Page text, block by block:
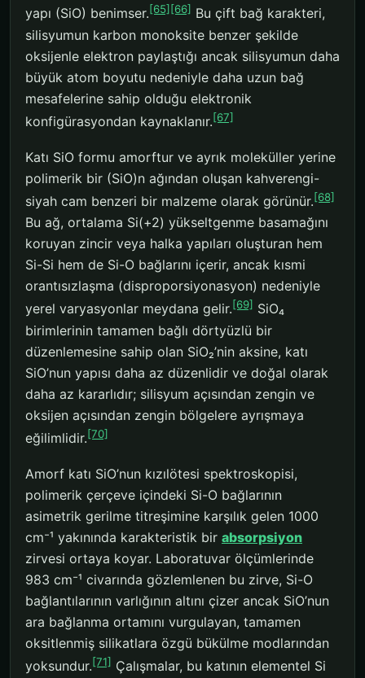
yapı (SiO) benimser.[65] [66] Bu çift bağ karakteri,
silisyumun karbon monoksite benzer şekilde
oksijenle elektron paylaştığı ancak silisyumun daha
büyük atom boyutu nedeniyle daha uzun bağ
mesafelerine sahip olduğu elektronik
konfigürasyondan kaynaklanır.[67]
Katı SiO formu amorftur ve ayrık moleküller yerine
polimerik bir (SiO)n ağından oluşan kahverengi-
siyah cam benzeri bir malzeme olarak görünür.[68]
Bu ağ, ortalama Si(+2) yükseltgenme basamağını
koruyan zincir veya halka yapıları oluşturan hem
Si-Si hem de Si-O bağlarını içerir, ancak kısmi
orantısızlaşma (disproporsiyonasyon) nedeniyle
yerel varyasyonlar meydana gelir.[69] SiO₄
birimlerinin tamamen bağlı dörtyüzlü bir
düzenlemesine sahip olan SiO₂’nin aksine, katı
SiO’nun yapısı daha az düzenlidir ve doğal olarak
daha az kararlıdır; silisyum açısından zengin ve
oksijen açısından zengin bölgelere ayrışmaya
eğilimlidir.[70]
Amorf katı SiO’nun kızılötesi spektroskopisi,
polimerik çerçeve içindeki Si-O bağlarının
asimetrik gerilme titreşimine karşılık gelen 1000
cm⁻¹ yakınında karakteristik bir absorpsiyon
zirvesi ortaya koyar. Laboratuvar ölçümlerinde
983 cm⁻¹ civarında gözlemlenen bu zirve, Si-O
bağlantılarının varlığının altını çizer ancak SiO’nun
ara bağlanma ortamını vurgulayan, tamamen
oksitlenmiş silikatlara özgü bükülme modlarından
yoksundur.[71] Çalışmalar, bu katının elementel Si